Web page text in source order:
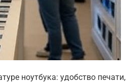
ноутбука: удобство печати,